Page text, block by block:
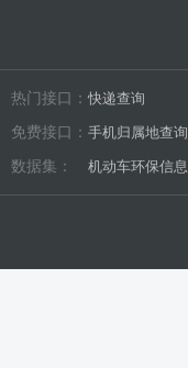
热门接口： 快递查询
免费接口： 手机归属地查询
数据集： 机动车环保信息